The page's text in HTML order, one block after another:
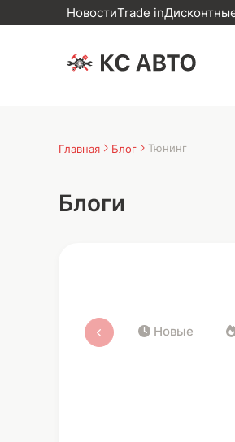
НовостиTrade in
Главная Блог Тюнинг
Блоги
Новые